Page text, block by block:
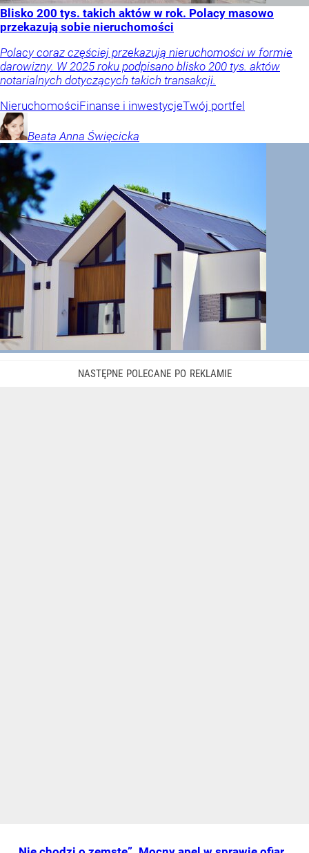
Blisko 200 tys. takich aktów w rok. Polacy masowo
przekazują sobie nieruchomości
Polacy coraz częściej przekazują nieruchomości w formie
darowizny. W 2025 roku podpisano blisko 200 tys. aktów
notarialnych dotyczących takich transakcji.
NieruchomościFinanse i inwestycjeTwój portfel
Beata Anna Święcicka